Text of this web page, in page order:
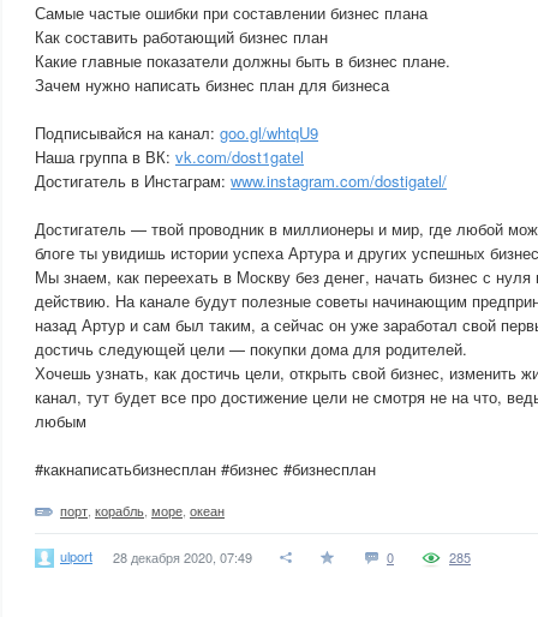
Самые частые ошибки при составлении бизнес плана
Как составить работающий бизнес план
Какие главные показатели должны быть в бизнес плане.
Зачем нужно написать бизнес план для бизнеса
Подписывайся на канал: goo.gl/whtqU9
Наша группа в ВК: vk.com/dost1gatel
Достигатель в Инстаграм: www.instagram.com/dostigatel/
Достигатель — твой проводник в миллионеры и мир, где любой
блоге ты увидишь истории успеха Артура и других успешных
Мы знаем, как переехать в Москву без денег, начать бизнес с нуля
действию. На канале будут полезные советы начинающим
назад Артур и сам был таким, а сейчас он уже заработал свой
достичь следующей цели — покупки дома для родителей.
Хочешь узнать, как достичь цели, открыть свой бизнес, изменить
канал, тут будет все про достижение цели не смотря не на что,
любым
#какнаписатьбизнесплан #бизнес #бизнесплан
порт корабль море океан
ulport 28 декабря 2020, 07:49 0 285